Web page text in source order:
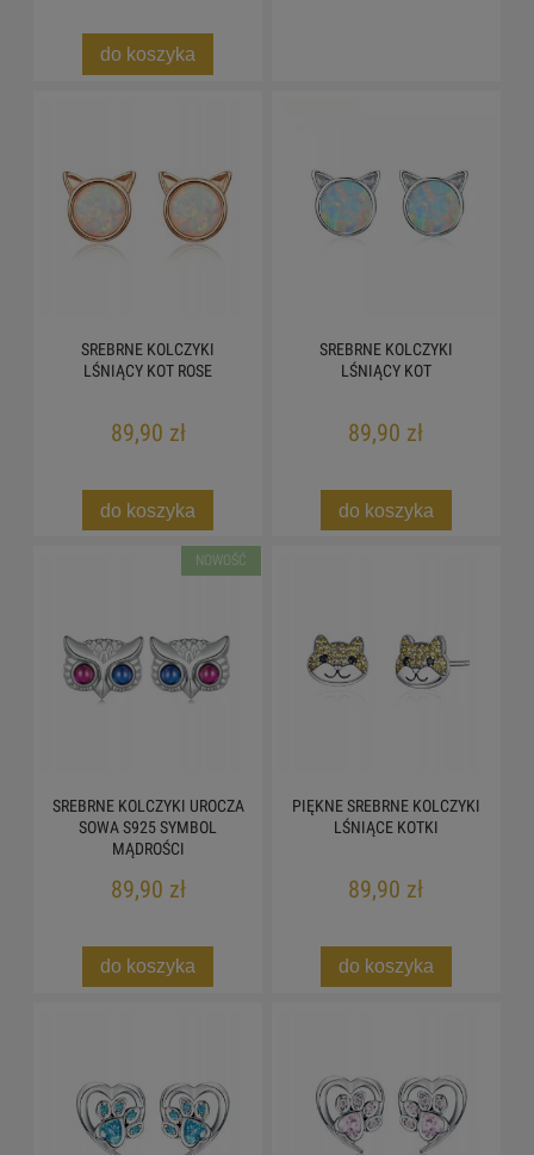
do koszyka
SREBRNE KOLCZYKI
LŚNIĄCY KOT ROSE
89,90 zł
do koszyka
SREBRNE KOLCZYKI
LŚNIĄCY KOT
89,90 zł
do koszyka
SREBRNE KOLCZYKI UROCZA
SOWA S925 SYMBOL
MĄDROŚCI
89,90 zł
do koszyka
NOWOŚĆ
PIĘKNE SREBRNE KOLCZYKI
LŚNIĄCE KOTKI
89,90 zł
do koszyka